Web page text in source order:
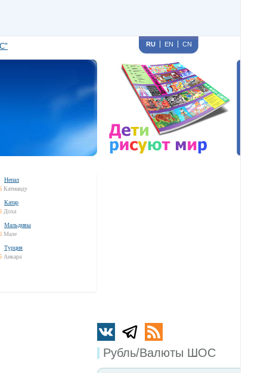
RU EN CN
Непал
Катманду
Катар
Доха
Мальдивы
Мале
Турция
Анкара
Рубль/Валюты ШОС